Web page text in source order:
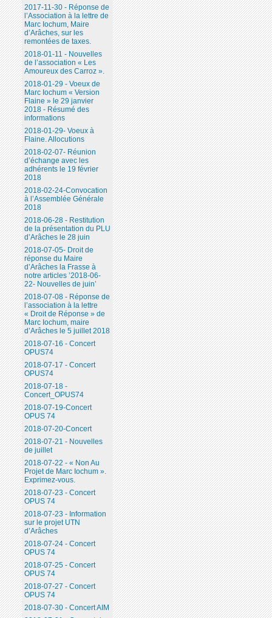
2017-11-30 - Réponse de
l’Association à la lettre de
Marc Iochum, Maire
d’Arâches, sur les
remontées de taxes.
2018-01-11 - Nouvelles
de l’association « Les
Amoureux des Carroz ».
2018-01-29 - Voeux de
Marc Iochum « Version
Flaine » le 29 janvier
2018 - Résumé des
informations
2018-01-29- Voeux à
Flaine. Allocutions
2018-02-07- Réunion
d’échange avec les
adhérents le 19 février
2018
2018-02-24-Convocation
à l’Assemblée Générale
2018
2018-06-28 - Restitution
de la présentation du PLU
d’Arâches le 28 juin
2018-07-05- Droit de
réponse du Maire
d’Arâches la Frasse à
notre articles ’2018-06-
22- Nouvelles de juin’
2018-07-08 - Réponse de
l’association à la lettre
« Droit de Réponse » de
Marc Iochum, maire
d’Arâches le 5 juillet 2018
2018-07-16 - Concert
OPUS74
2018-07-17 - Concert
OPUS74
2018-07-18 -
Concert_OPUS74
2018-07-19-Concert
OPUS 74
2018-07-20-Concert
2018-07-21 - Nouvelles
de juillet
2018-07-22 - « Non Au
Projet de Marc Iochum ».
Exprimez-vous.
2018-07-23 - Concert
OPUS 74
2018-07-23 - Information
sur le projet UTN
d’Arâches
2018-07-24 - Concert
OPUS 74
2018-07-25 - Concert
OPUS 74
2018-07-27 - Concert
OPUS 74
2018-07-30 - Concert AIM